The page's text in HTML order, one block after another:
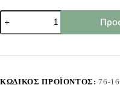
Μικρόφωνο
Μπαταρίας
24x14x6cm
96184
ΚΩΔΙΚΌΣ ΠΡΟΪΌΝΤΟΣ:76-